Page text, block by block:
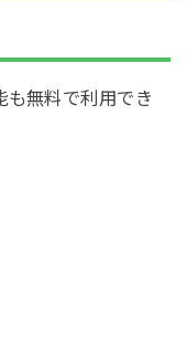
も無料で利用でき